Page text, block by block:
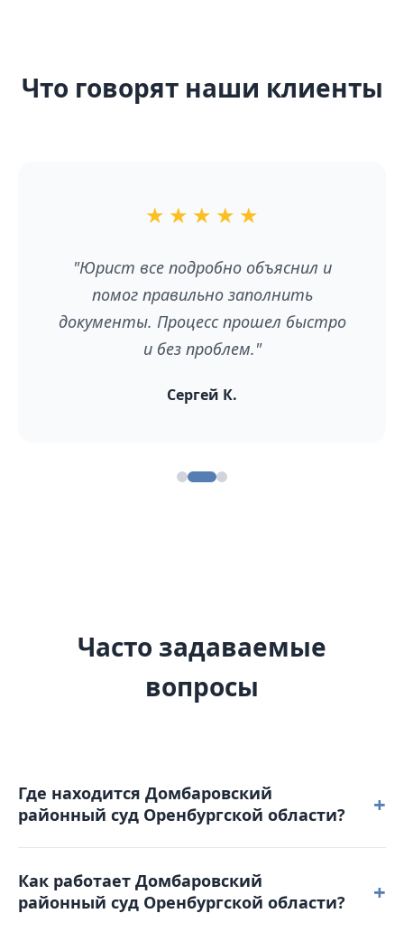
Что говорят наши клиенты
★ ★ ★ ★ ★
"Юрист все подробно объяснил и
помог правильно заполнить
документы. Процесс прошел быстро
и без проблем."
Сергей К.
Часто задаваемые
вопросы
Где находится Домбаровский
районный суд Оренбургской области?
+
области расположен по адресу: 462734,
Оренбургская область, п. Домбаровский,
Как работает Домбаровский
районный суд Оренбургской области?
+